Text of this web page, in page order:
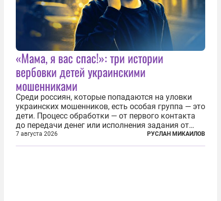
«Мама, я вас спас!»: три истории
вербовки детей украинскими
мошенниками
Среди россиян, которые попадаются на уловки
украинских мошенников, есть особая группа — это
дети. Процесс обработки — от первого контакта
до передачи денег или исполнения задания от
кураторов может занять от двух часов до
нескольких месяцев. Детей превращают в
7 августа 2026 РУСЛАН МИКАИЛОВ